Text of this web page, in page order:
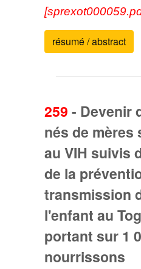
résumé / abstract
259 - Devenir
nés de
au VIH suivis
de la
transmission
l'enfant au
portant sur 1
nourrissons